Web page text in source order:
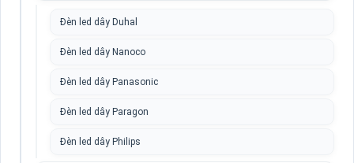
Đèn led dây Duhal
Đèn led dây Nanoco
Đèn led dây Panasonic
Đèn led dây Paragon
Đèn led dây Philips